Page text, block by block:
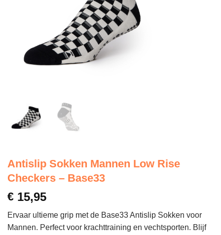
Antislip Sokken Mannen Low Rise
Checkers – Base33
€ 15,95
Ervaar ultieme grip met de Base33 Antislip Sokken voor
Mannen. Perfect voor krachttraining en vechtsporten. Blijf